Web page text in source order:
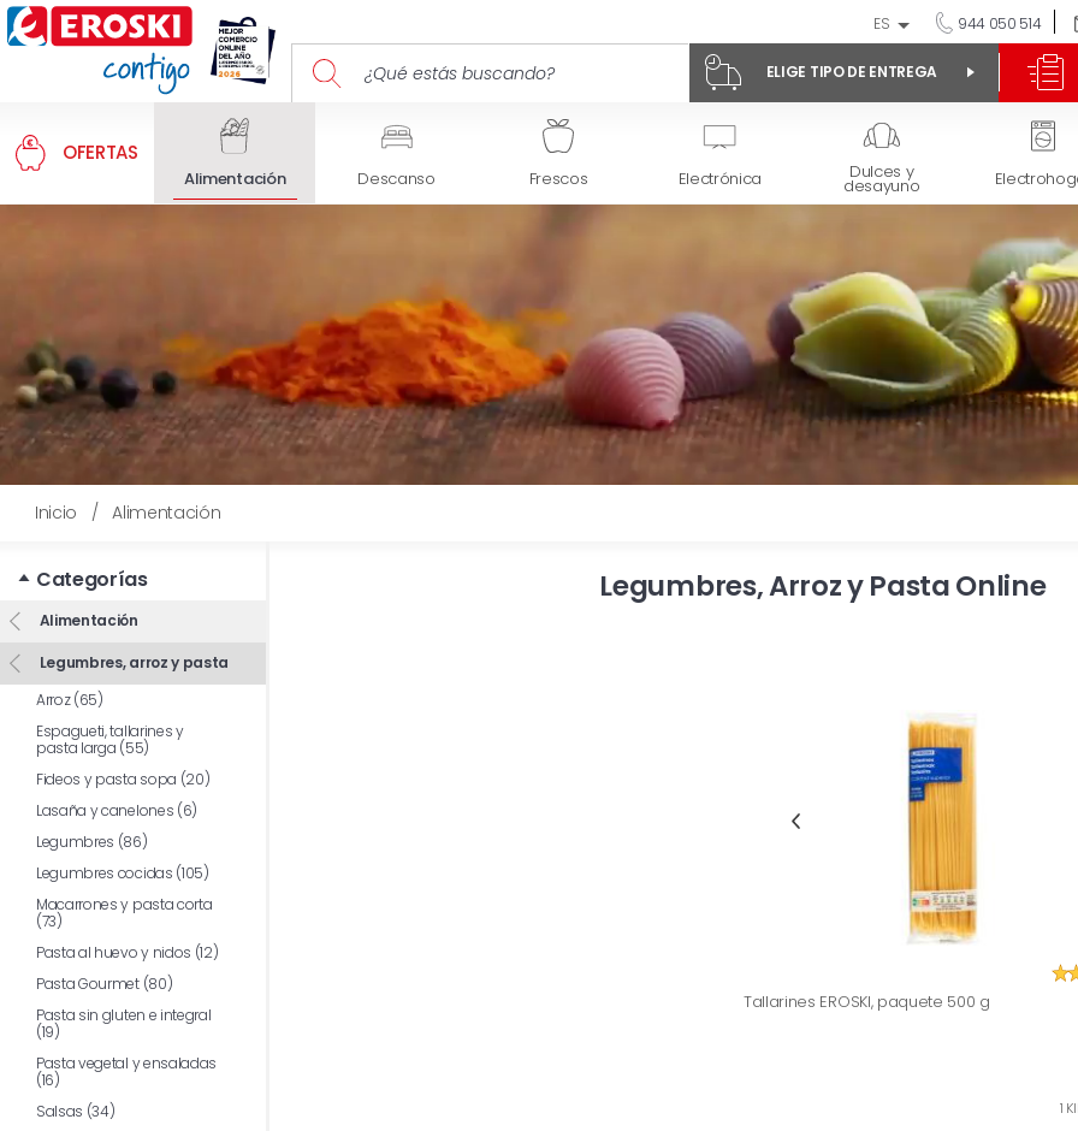
ES 944 050 514
ELIGE TIPO DE ENTREGA
OFERTAS
Alimentación Descanso Frescos Electrónica Dulces y
desayuno
Inicio / Alimentación
Categorías
Alimentación
Legumbres, arroz y pasta
Arroz (65)
Espagueti, tallarines y
pasta larga (55)
Fideos y pasta sopa (20)
Lasaña y canelones (6)
Legumbres (86)
Legumbres cocidas (105)
Macarrones y pasta corta
(73)
Pasta al huevo y nidos (12)
Pasta Gourmet (80)
Pasta sin gluten e integral
(19)
Pasta vegetal y ensaladas
(16)
Salsas (34)
Legumbres, Arroz y Pasta Online
Tallarines EROSKI, paquete 500 g
1